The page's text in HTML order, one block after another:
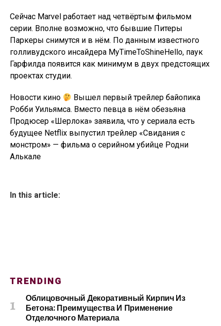
Сейчас Marvel работает над четвёртым фильмом
серии. Вполне возможно, что бывшие Питеры
Паркеры снимутся и в нём. По данным известного
голливудского инсайдера MyTimeToShineHello, паук
Гарфилда появится как минимум в двух предстоящих
проектах студии.
Новости кино
Вышел первый трейлер байопика
Робби Уильямса. Вместо певца в нём обезьяна
Продюсер «Шерлока» заявила, что у сериала есть
будущее Netflix выпустил трейлер «Свидания с
монстром» — фильма о серийном убийце Родни
Алькале
In this article:
TRENDING
Облицовочный Декоративный Кирпич Из
Бетона: Преимущества И Применение
Отделочного Материала